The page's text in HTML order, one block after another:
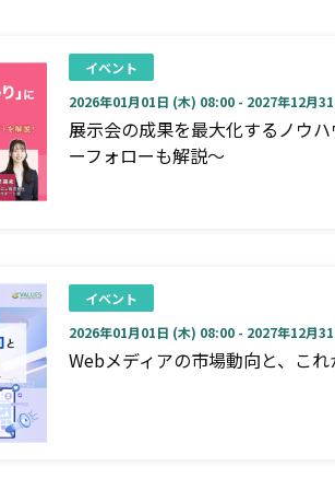
イベント
2026年01月01日 (木) 08:00 - 2027年12月
展示会の成果を最大化するノウ
ーフォローも解説～
イベント
2026年01月01日 (木) 08:00 - 2027年12月
Webメディアの市場動向と、こ